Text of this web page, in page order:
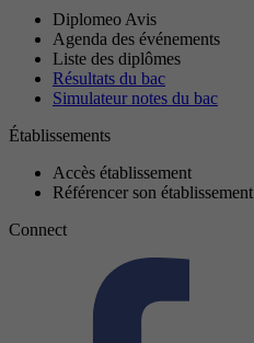
Diplomeo Avis
Agenda des événements
Liste des diplômes
Résultats du bac
Simulateur notes du bac
Établissements
Accès établissement
Référencer son établissement
Connect